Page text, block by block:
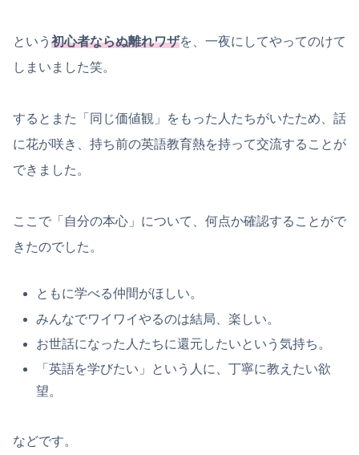
という 初心者ならぬ離れワザを、一夜にしてやってのけて
しまいました笑。
するとまた「同じ価値観」をもった人たちがいたため、話
に花が咲き、持ち前の英語教育熱を持って交流することが
できました。
ここで「自分の本心」について、何点か確認することがで
きたのでした。
ともに学べる仲間がほしい。
みんなでワイワイやるのは結局、楽しい。
お世話になった人たちに還元したいという気持ち。
「英語を学びたい」という人に、丁寧に教えたい欲
望。
などです。